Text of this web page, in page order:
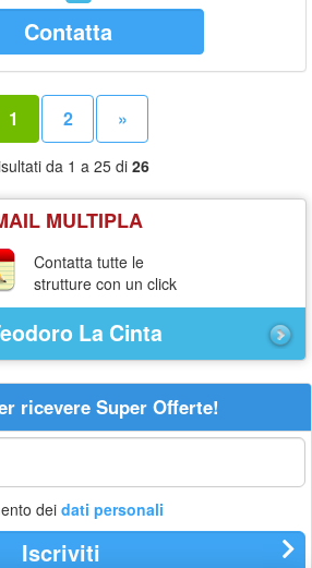
Contatta
1 2 »
da 1 a 25 di 26
MULTIPLA
Contatta tutte le
strutture con un click
La Cinta
ricevere Super Offerte!
dei dati personali
Iscriviti